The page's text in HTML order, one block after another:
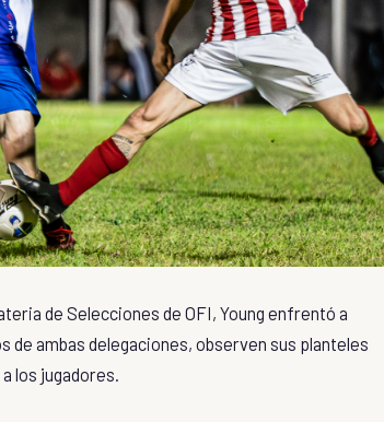
de Selecciones de OFI, Young enfrentó a
de ambas delegaciones, observen sus planteles
los jugadores.